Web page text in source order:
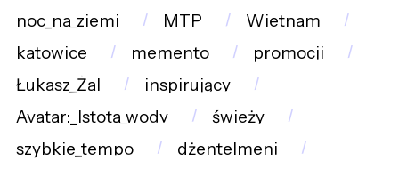
noc_na_ziemi
MTP
Wietnam
katowice
memento
promocji
Łukasz_Żal
inspirujący
Avatar:_Istota_wody
świeży
szybkie_tempo
dżentelmeni